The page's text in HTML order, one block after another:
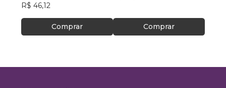
R$ 46,12
Comprar Comprar